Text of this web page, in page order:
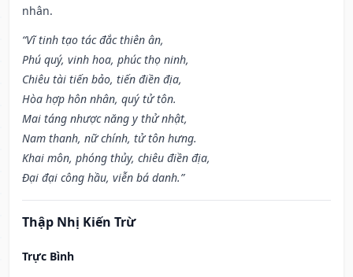
nhân.
“Vĩ tinh tạo tác đắc thiên ân,
Phú quý, vinh hoa, phúc thọ ninh,
Chiêu tài tiến bảo, tiến điền địa,
Hòa hợp hôn nhân, quý tử tôn.
Mai táng nhược năng y thử nhật,
Nam thanh, nữ chính, tử tôn hưng.
Khai môn, phóng thủy, chiêu điền địa,
Đại đại công hầu, viễn bá danh.”
Thập Nhị Kiến Trừ
Trực Bình